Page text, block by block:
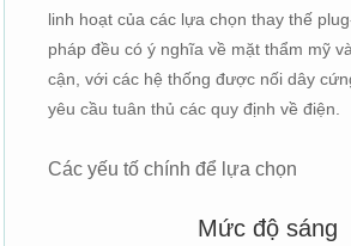
linh hoạt của các lựa chọn thay thế
pháp đều có ý nghĩa về mặt thẩm mỹ
cận, với các hệ thống được nối dây
yêu cầu tuân thủ các quy định về điện.
Các yếu tố chính để lựa chọn
Mức độ sáng